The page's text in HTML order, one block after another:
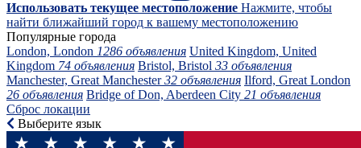
Использовать текущее местоположение Нажмите, чтобы
найти ближайший город к вашему местоположению
Популярные города
London, London 1286 объявления United Kingdom, United
Kingdom 74 объявления Bristol, Bristol 33 объявления
Manchester, Great Manchester32 объявления Ilford, Great London
26 объявления Bridge of Don, Aberdeen City 21 объявления
Сброс локации
Выберите язык